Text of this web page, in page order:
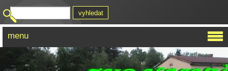
menu